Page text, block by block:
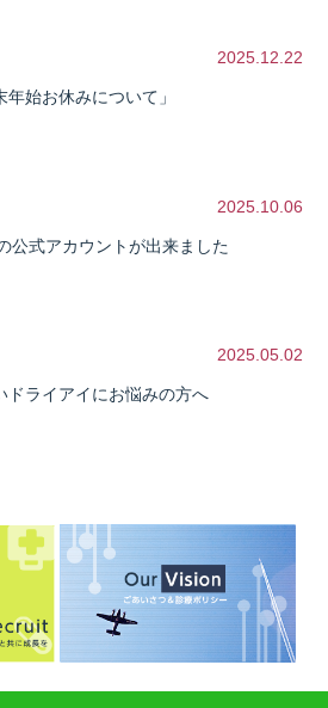
2025.12.22
年始お休みについて」
2025.10.06
公式アカウントが出来ました
2025.05.02
ドライアイにお悩みの方へ